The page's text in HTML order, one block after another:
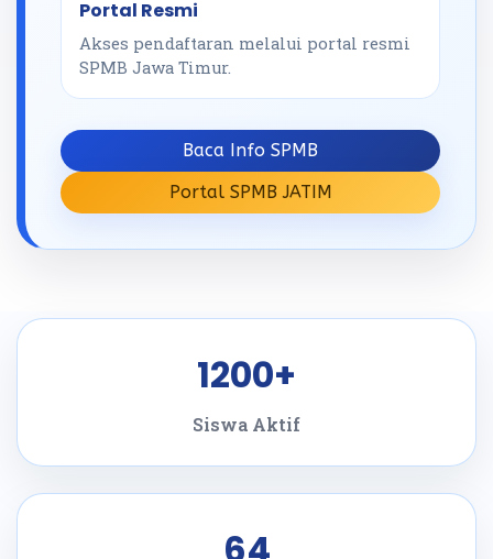
Portal Resmi
Akses pendaftaran melalui portal resmi
SPMB Jawa Timur.
Baca Info SPMB
Portal SPMB JATIM
1200+
Siswa Aktif